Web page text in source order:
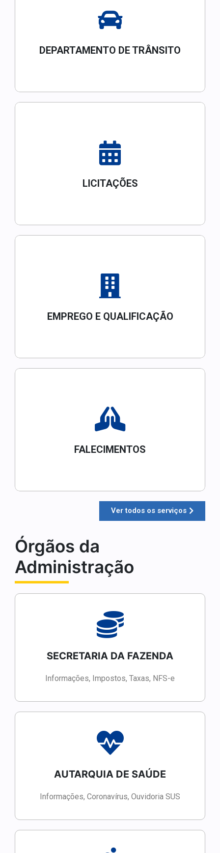
DEPARTAMENTO DE TRÂNSITO
LICITAÇÕES
EMPREGO E QUALIFICAÇÃO
FALECIMENTOS
Ver todos os serviços
Órgãos da
Administração
SECRETARIA DA FAZENDA
Informações, Impostos, Taxas, NFS-e
AUTARQUIA DE SAÚDE
Informações, Coronavírus, Ouvidoria SUS